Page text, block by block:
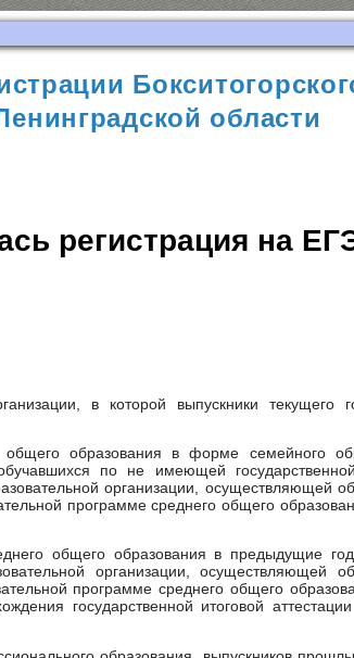
области
регистрация на
в которой выпускники текущего
образования в форме семейного
по не имеющей государственной
организации, осуществляющей
программе среднего общего
общего образования в предыдущие
организации, осуществляющей
программе среднего общего
государственной итоговой аттестации